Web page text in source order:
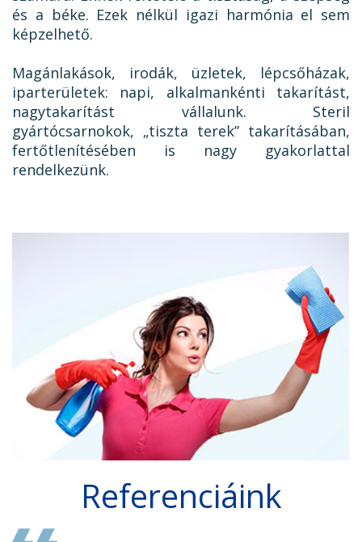
és a béke. Ezek nélkül igazi harmónia el sem
képzelhető.
Magánlakások, irodák, üzletek, lépcsőházak,
iparterületek: napi, alkalmankénti takarítást,
nagytakarítást vállalunk. Steril
gyártócsarnokok, „tiszta terek” takarításában,
fertőtlenítésében is nagy gyakorlattal
rendelkezünk.
Referenciáink